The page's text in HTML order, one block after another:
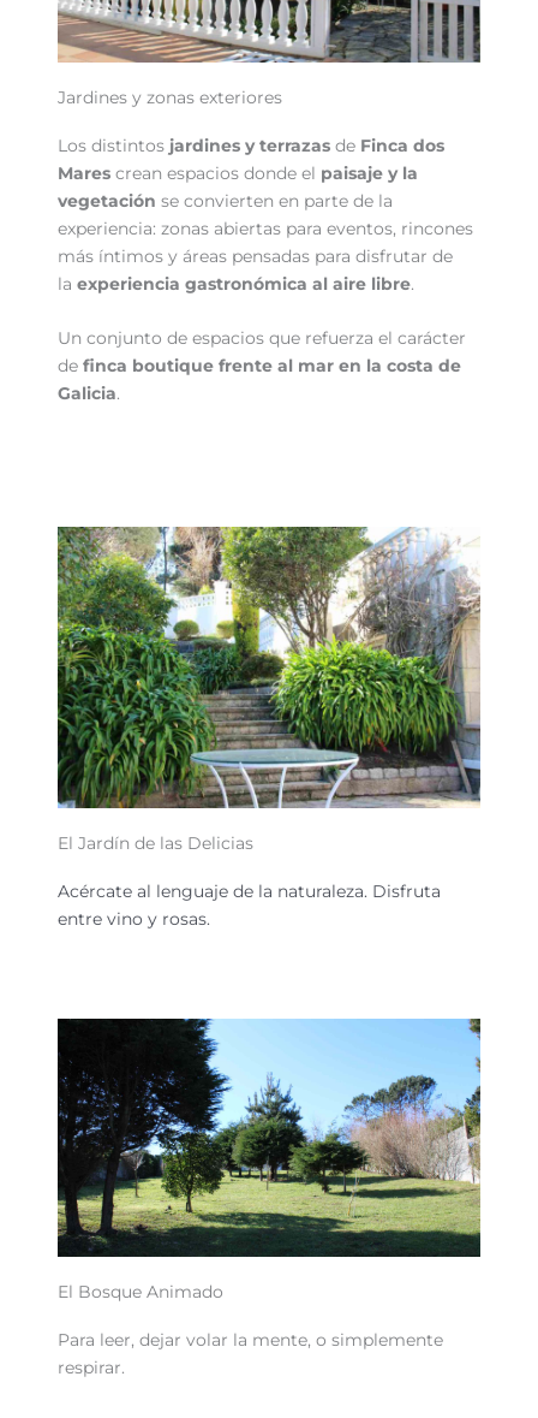
Jardines y zonas exteriores
Los distintos jardines y terrazas de Finca dos
Mares crean espacios donde el paisaje y la
vegetación se convierten en parte de la
experiencia: zonas abiertas para eventos, rincones
más íntimos y áreas pensadas para disfrutar de
la experiencia gastronómica al aire libre.
Un conjunto de espacios que refuerza el carácter
de finca boutique frente al mar en la costa de
Galicia.
El Jardín de las Delicias
Acércate al lenguaje de la naturaleza. Disfruta
entre vino y rosas.
El Bosque Animado
Para leer, dejar volar la mente, o simplemente
respirar.